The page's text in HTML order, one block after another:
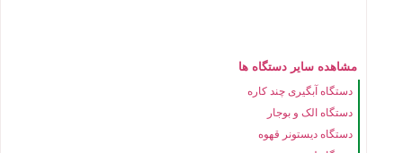
مشاهده سایر دستگاه ها
دستگاه آبگیری چند کاره
دستگاه الک و بوجار
دستگاه دیستونر قهوه